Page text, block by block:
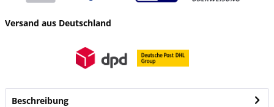
Versand aus Deutschland
Beschreibung